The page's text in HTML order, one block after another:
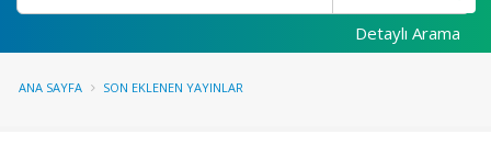
Detaylı Arama
ANA SAYFA SON EKLENEN YAYINLAR